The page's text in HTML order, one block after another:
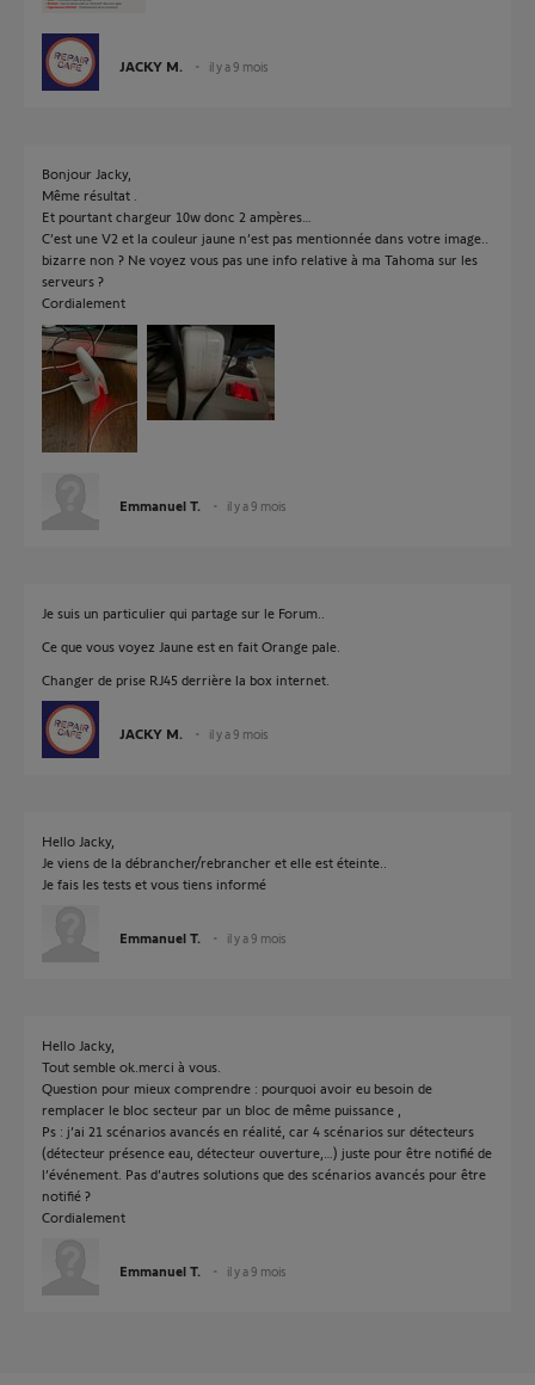
JACKY M. il y a 9 mois
Bonjour Jacky,
Même résultat .
Et pourtant chargeur 10w donc 2 ampères…
C’est une V2 et la couleur jaune n’est pas mentionnée dans votre image..
bizarre non ? Ne voyez vous pas une info relative à ma Tahoma sur les
serveurs ?
Cordialement
Emmanuel T. il y a 9 mois
Je suis un particulier qui partage sur le Forum..
Ce que vous voyez Jaune est en fait Orange pale.
Changer de prise RJ45 derrière la box internet.
JACKY M. il y a 9 mois
Hello Jacky,
Je viens de la débrancher/rebrancher et elle est éteinte..
Je fais les tests et vous tiens informé
Emmanuel T. il y a 9 mois
Hello Jacky,
Tout semble ok.merci à vous.
Question pour mieux comprendre : pourquoi avoir eu besoin de
remplacer le bloc secteur par un bloc de même puissance ,
Ps : j’ai 21 scénarios avancés en réalité, car 4 scénarios sur détecteurs
(détecteur présence eau, détecteur ouverture,…) juste pour être notifié de
l’événement. Pas d’autres solutions que des scénarios avancés pour être
notifié ?
Cordialement
Emmanuel T. il y a 9 mois